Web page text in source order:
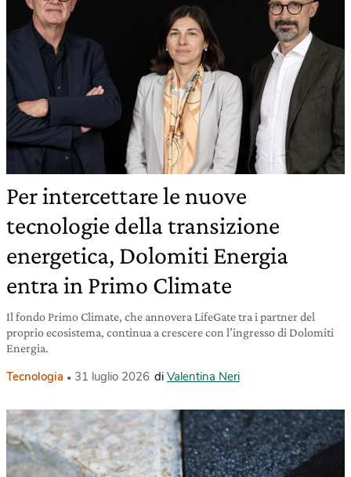
Per intercettare le nuove
tecnologie della transizione
energetica, Dolomiti Energia
entra in Primo Climate
Il fondo Primo Climate, che annovera LifeGate tra i partner del
proprio ecosistema, continua a crescere con l’ingresso di Dolomiti
Energia.
Tecnologia 31 luglio 2026 di Valentina Neri